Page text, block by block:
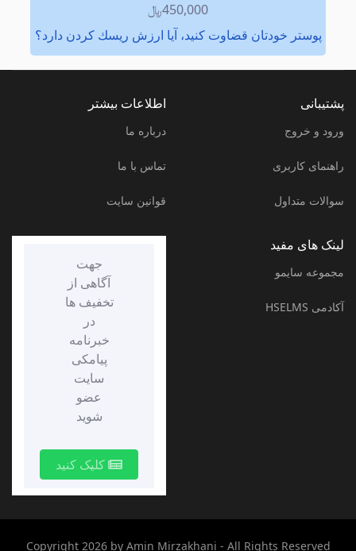
450,000﷼
پوستر خودتان قضاوت كنید، آیا ارزش ریسك كردن دارد؟
پشتیبانی
ورود و خروج
راهنمای کاربری
سوالات متداول
اطلاعات بیشتر
درباره ما
تماس با ما
قوانین سایت
لینک های مفید
مجموعه سایمو
آکادمی HSELMS
جهت
آگاهی از
تخفیف ها
در
خبرنامه
پیامکی
سایت
عضو
شوید
کلیک کنید
Copyright 2026 by Amin Mirzakhani - All Rights Reserved